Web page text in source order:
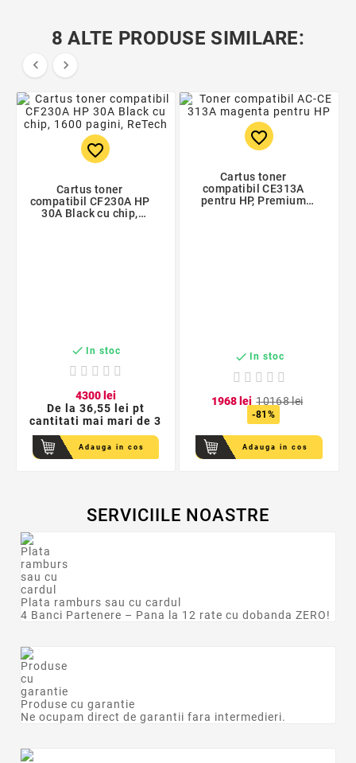
8 ALTE PRODUSE SIMILARE:
 
favorite_border
Cartus toner
compatibil CF230A HP
30A Black cu chip,
 In stoc
4300lei
De la 36,55 lei pt
cantitati mai mari de 3
Adauga in cos
favorite_border
Cartus toner
compatibil CE313A
pentru HP, Premium
 In stoc
1968 lei 10168lei
-81%
Adauga in cos
SERVICIILE NOASTRE
Plata ramburs sau cu cardul
4 Banci Partenere – Pana la 12 rate cu dobanda ZERO!
Produse cu garantie
Ne ocupam direct de garantii fara intermedieri.